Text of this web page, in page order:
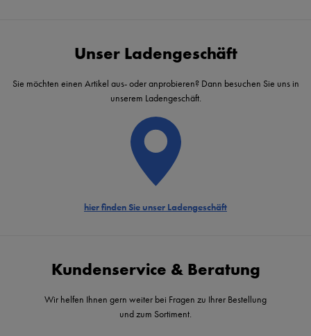
Unser Ladengeschäft
Sie möchten einen Artikel aus- oder anprobieren? Dann besuchen Sie uns in
unserem Ladengeschäft.
hier finden Sie unser Ladengeschäft
Kundenservice & Beratung
Wir helfen Ihnen gern weiter bei Fragen zu Ihrer Bestellung
und zum Sortiment.